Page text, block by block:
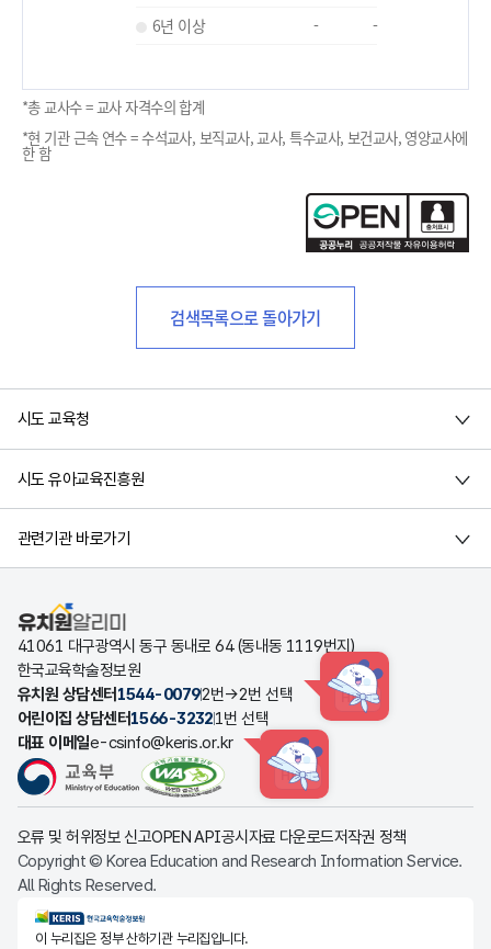
6년 이상
- -
*총 교사수 = 교사 자격수의 합계
*현 기관 근속 연수 = 수석교사, 보직교사, 교사, 특수교사, 보건교사, 영양교사에
한 함
검색목록으로 돌아가기
시도 교육청
시도 유아교육진흥원
관련기관 바로가기
유치원알리미
41061 대구광역시 동구 동내로 64 (동내동 1119번지)
한국교육학술정보원
유치원 상담센터 1544-00792번→2번 선택 HINT
어린이집 상담센터1566-32321번 선택
대표 이메일e-csinfo@keris.or.kr
HINT
오류 및 허위정보 신고OPEN API공시자료 다운로드저작권 정책
Copyright © Korea Education and Research Information Service.
All Rights Reserved.
KERIS한국교육학술정보원
이 누리집은 정부 산하기관 누리집입니다.